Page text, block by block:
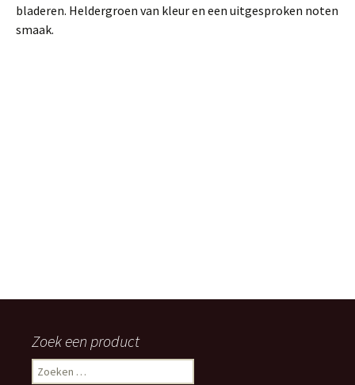
bladeren. Heldergroen van kleur en een uitgesproken noten
smaak.
Zoek een product
Zoeken